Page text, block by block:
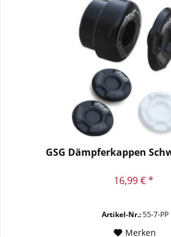
GSG Dämpferkappen
16,99 € *
Artikel-Nr.:55-7-PP
Merken